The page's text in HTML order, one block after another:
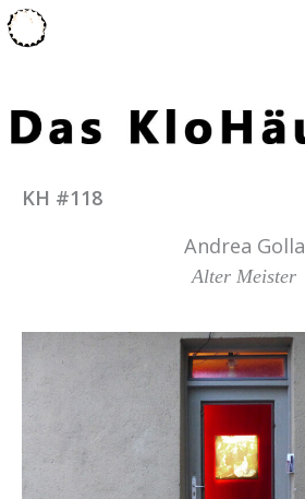
Zum
Inhalt
KH #118
Andrea Golla
Alter Meister